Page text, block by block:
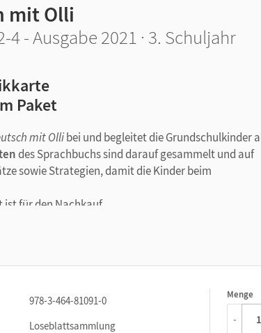
mit Olli
4 - Ausgabe 2021 · 3. Schuljahr
Paket
mit Ollibei und begleitet die Grundschulkinder
des Sprachbuchs sind darauf gesammelt und auf
sowie Strategien, damit die Kinder beim
ist für den Nachkauf.
978-3-464-81091-0
Loseblattsammlung
Menge
1
-